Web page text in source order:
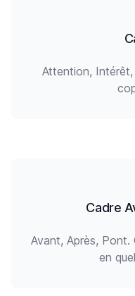
Attention, Intérêt,
Cadre
Avant, Après, Pont.
en